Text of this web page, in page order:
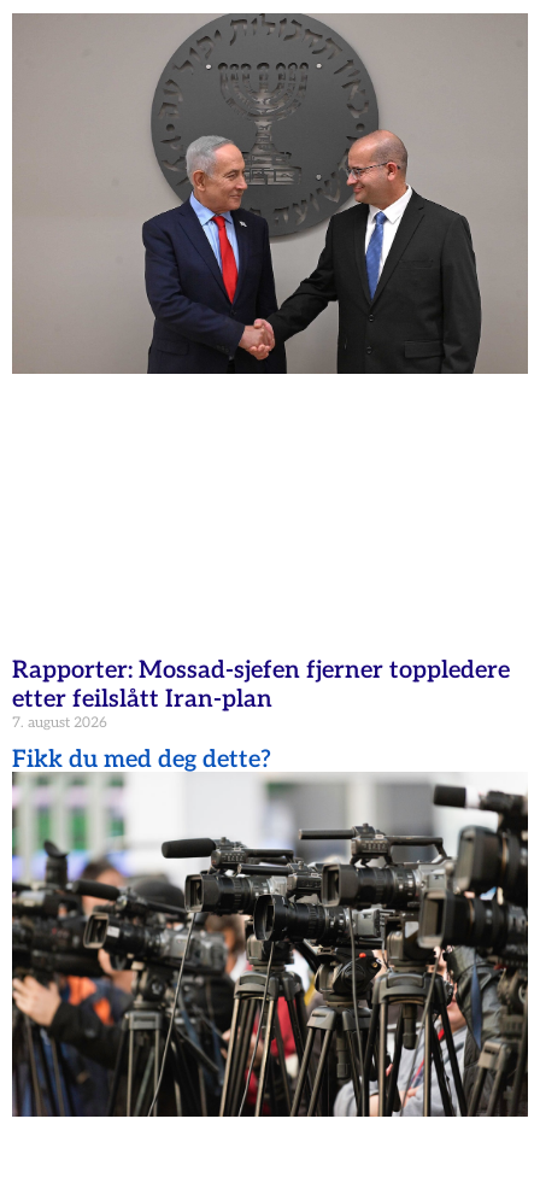
Rapporter: Mossad-sjefen fjerner toppledere
etter feilslått Iran-plan
7. august 2026
Fikk du med deg dette?